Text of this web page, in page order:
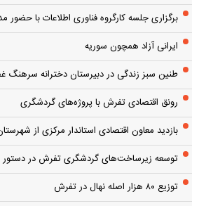
برگزاری جلسه کارگروه فناوری اطلاعات با حضور
ایرانی آزاد همچون سوریه
طنین سبز زندگی در دبیرستان دخترانه سرهنگ
رونق اقتصادی تفرش با پروژه‌های گردشگری
بازدید معاون اقتصادی استاندار مرکزی از
توسعه زیرساخت‌های گردشگری تفرش در دستور
توزیع ۸۰ هزار اصله نهال در تفرش